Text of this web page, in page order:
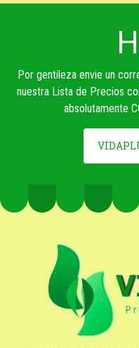
Por gentileza envie un
nuestra Lista de Precios
absolutamente